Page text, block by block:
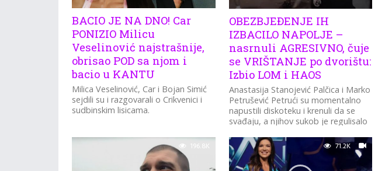
BACIO JE NA DNO! Car
PONIZIO Milicu
Veselinović najstrašnije,
obrisao POD sa njom i
bacio u KANTU
Milica Veselinović, Car i Bojan Simić
sejdili su i razgovarali o Crikvenici i
sudbinskim lisicama.
OBEZBJEĐENJE IH
IZBACILO NAPOLJE –
nasrnuli AGRESIVNO, čuje
se VRIŠTANJE po dvorištu:
Izbio LOM i HAOS
Anastasija Stanojević Palčica i Marko
Petrušević Petrući su momentalno
napustili diskoteku i krenuli da se
svađaju, a njihov sukob je regulisalo
196.8K 71.2K